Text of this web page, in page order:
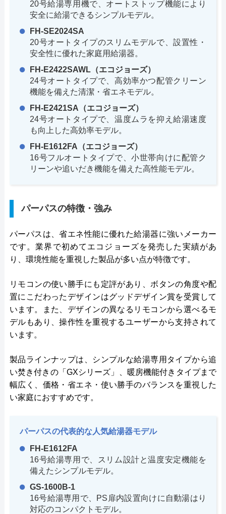
20号給湯専用機で、オートストップ機能により
安全に給湯できるシンプルモデル。
FH-SE2024SA
20号オートタイプのスリムモデルで、設置性・
安全性に優れた家庭用給湯器。
FH-E2422SAWL（エコジョーズ）
24号オートタイプで、高効率かつ配管クリーン
機能を備えた清潔・省エネモデル。
FH-E2421SA（エコジョーズ）
24号オートタイプで、温度ムラを抑え給湯速度
も向上した高効率モデル。
FH-E1612FA（エコジョーズ）
16号フルオートタイプで、小世帯向けに配管ク
リーンや追いだき機能を備えた高性能モデル。
パーパスの特徴・強み
パーパスは、省エネ性能に優れた給湯器に強いメーカー
です。業界で初めてエコジョーズを発売した実績があ
り、環境性能を重視した製品が多い点が特徴です。
リモコンの使い勝手にも定評があり、ボタンの角度や配
置にこだわったデザインはグッドデザイン賞を受賞して
います。また、デザインの異なるリモコンから選べるモ
デルもあり、操作性を重視するユーザーから支持されて
います。
製品ラインナップは、シンプルな給湯専用タイプから追
い焚き付きの「GXシリーズ」、暖房機能付きタイプまで
幅広く、価格・省エネ・使い勝手のバランスを重視した
い家庭におすすめです。
パーパスの代表的な人気給湯器モデル
FH-E1612FA
16号給湯専用で、スリム設計と温度安定機能を
備えたシンプルモデル。
GS-1600B-1
16号給湯専用で、PS扉内設置向けに自動湯はり
対応のコンパクトモデル。